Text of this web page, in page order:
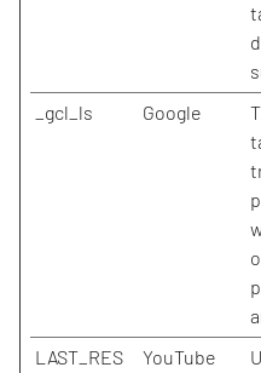
_gcl_ls Google
LAST_RES
YouTube